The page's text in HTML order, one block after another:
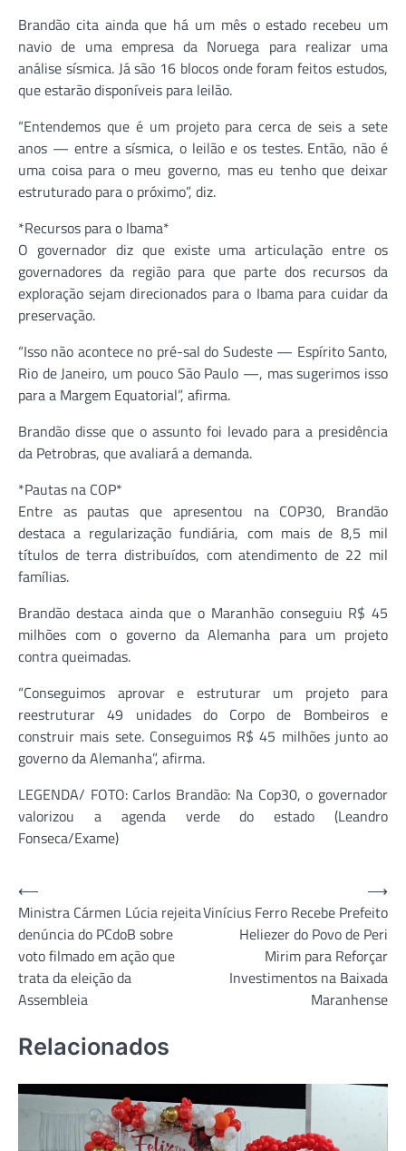
Brandão cita ainda que há um mês o estado recebeu um
navio de uma empresa da Noruega para realizar uma
análise sísmica. Já são 16 blocos onde foram feitos estudos,
que estarão disponíveis para leilão.
“Entendemos que é um projeto para cerca de seis a sete
anos — entre a sísmica, o leilão e os testes. Então, não é
uma coisa para o meu governo, mas eu tenho que deixar
estruturado para o próximo”, diz.
*Recursos para o Ibama*
O governador diz que existe uma articulação entre os
governadores da região para que parte dos recursos da
exploração sejam direcionados para o Ibama para cuidar da
preservação.
“Isso não acontece no pré-sal do Sudeste — Espírito Santo,
Rio de Janeiro, um pouco São Paulo —, mas sugerimos isso
para a Margem Equatorial”, afirma.
Brandão disse que o assunto foi levado para a presidência
da Petrobras, que avaliará a demanda.
*Pautas na COP*
Entre as pautas que apresentou na COP30, Brandão
destaca a regularização fundiária, com mais de 8,5 mil
títulos de terra distribuídos, com atendimento de 22 mil
famílias.
Brandão destaca ainda que o Maranhão conseguiu R$ 45
milhões com o governo da Alemanha para um projeto
contra queimadas.
“Conseguimos aprovar e estruturar um projeto para
reestruturar 49 unidades do Corpo de Bombeiros e
construir mais sete. Conseguimos R$ 45 milhões junto ao
governo da Alemanha”, afirma.
LEGENDA/ FOTO: Carlos Brandão: Na Cop30, o governador
valorizou a agenda verde do estado (Leandro
Fonseca/Exame)
Navegação
de
Post
⟵
Ministra Cármen Lúcia rejeita
denúncia do PCdoB sobre
voto filmado em ação que
trata da eleição da
Assembleia
Vinícius Ferro Recebe Prefeito
Heliezer do Povo de Peri
Mirim para Reforçar
Investimentos na Baixada
Maranhense
⟶
Relacionados